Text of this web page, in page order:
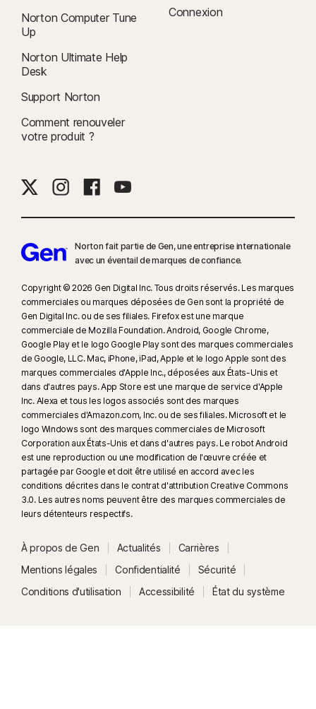
Norton Computer Tune
Up
Norton Ultimate Help
Desk
Support Norton
Comment renouveler
votre produit ?
Connexion
Norton fait partie de Gen, une entreprise internationale
avec un éventail de marques de confiance.​
Copyright © 2026 Gen Digital Inc. Tous droits réservés. Les marques
commerciales ou marques déposées de Gen sont la propriété de
Gen Digital Inc. ou de ses filiales. Firefox est une marque
commerciale de Mozilla Foundation. Android, Google Chrome,
Google Play et le logo Google Play sont des marques commerciales
de Google, LLC. Mac, iPhone, iPad, Apple et le logo Apple sont des
marques commerciales d'Apple Inc., déposées aux États-Unis et
dans d'autres pays. App Store est une marque de service d'Apple
Inc. Alexa et tous les logos associés sont des marques
commerciales d'Amazon.com, Inc. ou de ses filiales. Microsoft et le
logo Windows sont des marques commerciales de Microsoft
Corporation aux États-Unis et dans d'autres pays. Le robot Android
est une reproduction ou une modification de l'œuvre créée et
partagée par Google et doit être utilisé en accord avec les
conditions décrites dans le contrat d'attribution Creative Commons
3.0. Les autres noms peuvent être des marques commerciales de
leurs détenteurs respectifs.
À propos de Gen Actualités
Carrières
Mentions légales
Confidentialité
Sécurité
Conditions d'utilisation
Accessibilité État du système